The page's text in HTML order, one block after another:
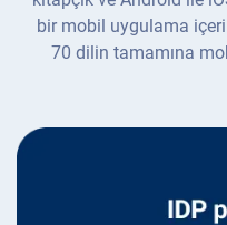
bir mobil uygulama
70 dilin tamamına